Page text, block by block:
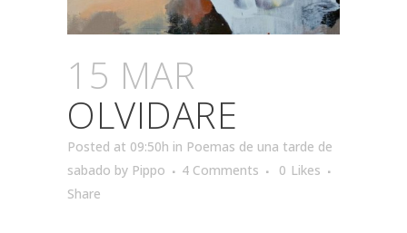
15 MAR
OLVIDARE
Posted at 09:50h in Poemas de una tarde de
sabado by Pippo 4 Comments 0 Likes
Share